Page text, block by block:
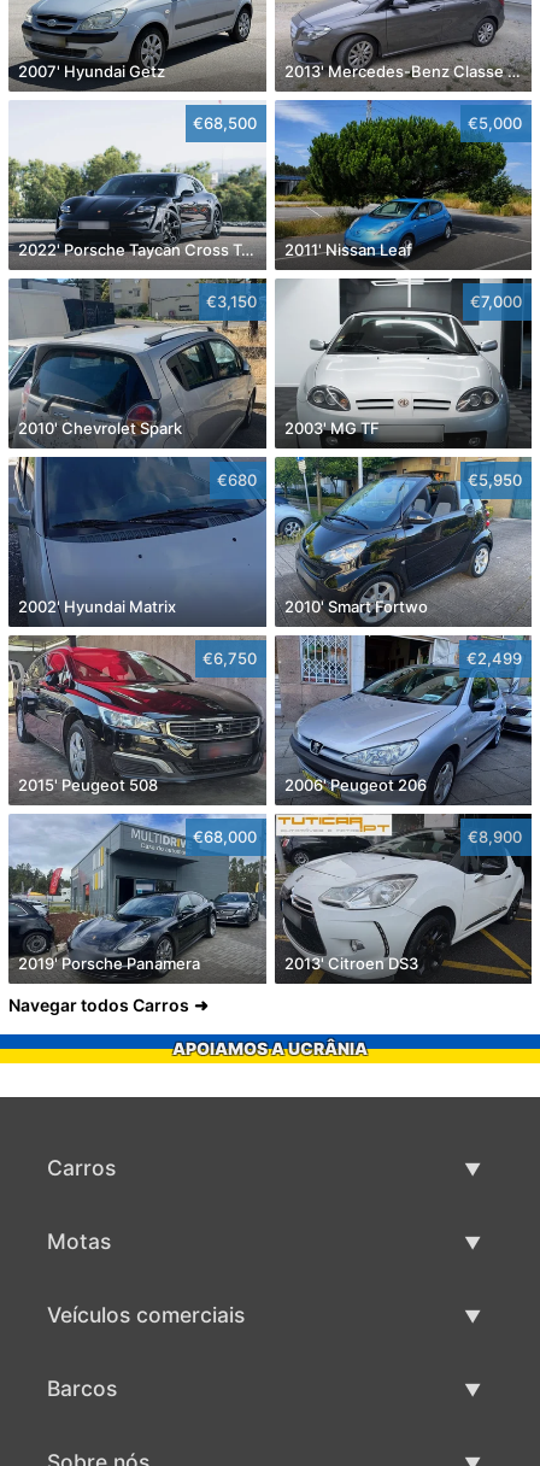
2007' Hyundai Getz 2013' Mercedes-Benz Classe B Cdi Style Aut.
€68,500
2022' Porsche Taycan Cross Turismo 4
€5,000
2011' Nissan Leaf
€3,150
2010' Chevrolet Spark
€7,000
2003' MG TF
€680
2002' Hyundai Matrix
€5,950
2010' Smart Fortwo
€6,750
2015' Peugeot 508
€2,499
2006' Peugeot 206
€68,000
2019' Porsche Panamera
€8,900
2013' Citroen DS3
Navegar todos Carros
APOIAMOS A UCRÂNIA
Carros
Motas
Veículos comerciais
Barcos